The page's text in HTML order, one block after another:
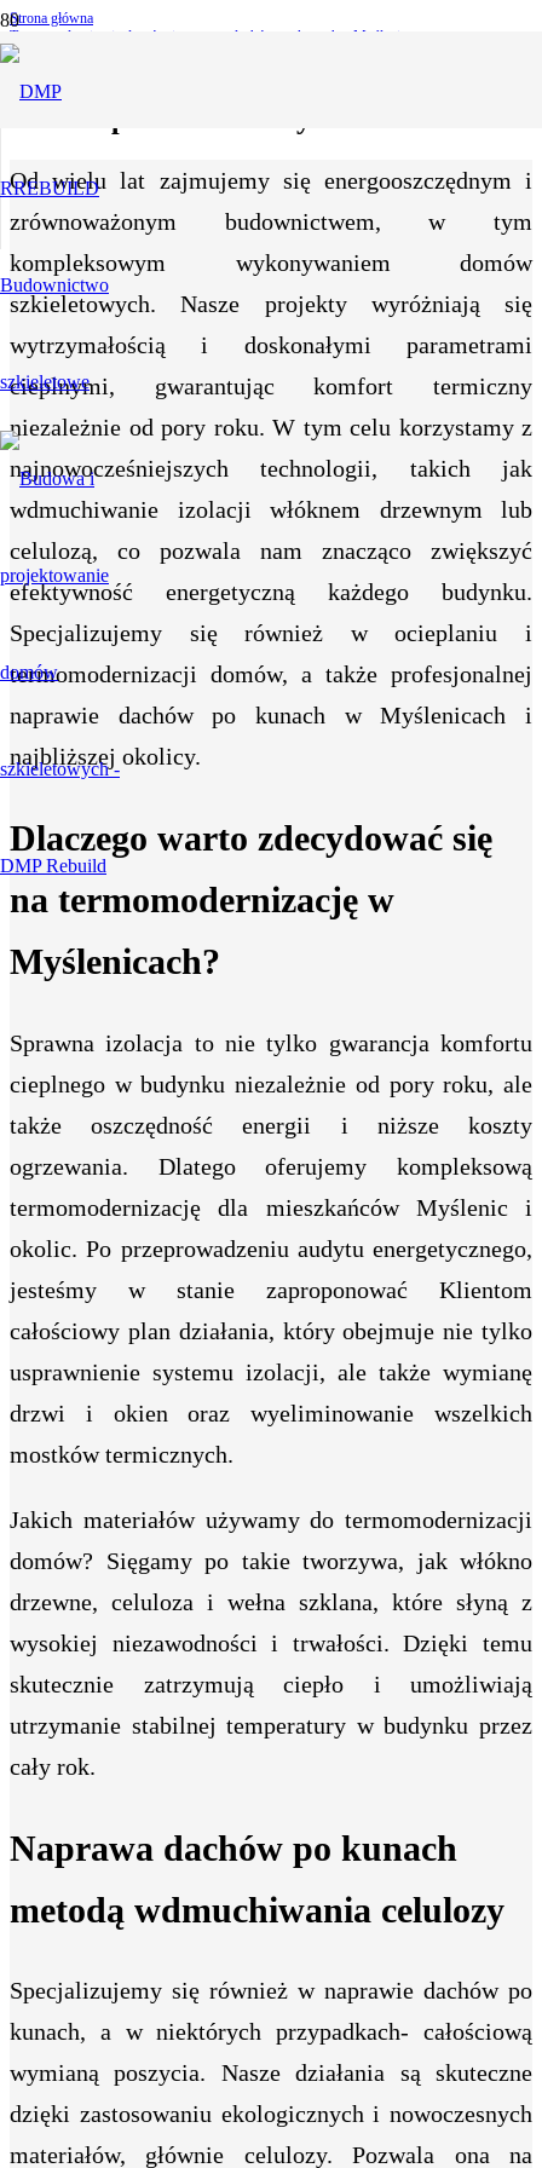
Strona główna
Termomodernizacja domów i naprawa dachów po kunach – Myślenice
Termomodernizacja domów i naprawa
Od wielu lat zajmujemy się energooszczędnym i
zrównoważonym budownictwem, w tym
kompleksowym wykonywaniem domów
szkieletowych. Nasze projekty wyróżniają się
wytrzymałością i doskonałymi parametrami
cieplnymi, gwarantując komfort termiczny
niezależnie od pory roku. W tym celu korzystamy z
najnowocześniejszych technologii, takich jak
wdmuchiwanie izolacji włóknem drzewnym lub
celulozą, co pozwala nam znacząco zwiększyć
efektywność energetyczną każdego budynku.
Specjalizujemy się również w ocieplaniu i
termomodernizacji domów, a także profesjonalnej
naprawie dachów po kunach w Myślenicach i
najbliższej okolicy.
Dlaczego warto zdecydować się
na termomodernizację w
Myślenicach?
Sprawna izolacja to nie tylko gwarancja komfortu
cieplnego w budynku niezależnie od pory roku, ale
także oszczędność energii i niższe koszty
ogrzewania. Dlatego oferujemy kompleksową
termomodernizację dla mieszkańców Myślenic i
okolic. Po przeprowadzeniu audytu energetycznego,
jesteśmy w stanie zaproponować Klientom
całościowy plan działania, który obejmuje nie tylko
usprawnienie systemu izolacji, ale także wymianę
drzwi i okien oraz wyeliminowanie wszelkich
mostków termicznych.
Jakich materiałów używamy do termomodernizacji
domów? Sięgamy po takie tworzywa, jak włókno
drzewne, celuloza i wełna szklana, które słyną z
wysokiej niezawodności i trwałości. Dzięki temu
skutecznie zatrzymują ciepło i umożliwiają
utrzymanie stabilnej temperatury w budynku przez
cały rok.
Naprawa dachów po kunach
metodą wdmuchiwania celulozy
Specjalizujemy się również w naprawie dachów po
kunach, a w niektórych przypadkach- całościową
wymianą poszycia. Nasze działania są skuteczne
dzięki zastosowaniu ekologicznych i nowoczesnych
materiałów, głównie celulozy. Pozwala ona na